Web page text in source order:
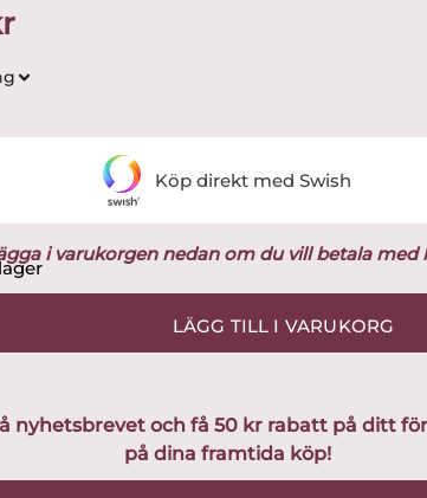
Det
i varukorgen nedan om du vill betala med
LÄGG TILL I VARUKORG
Köp direkt med Swish
nyhetsbrevet och få 50 kr rabatt på ditt
på dina framtida köp!